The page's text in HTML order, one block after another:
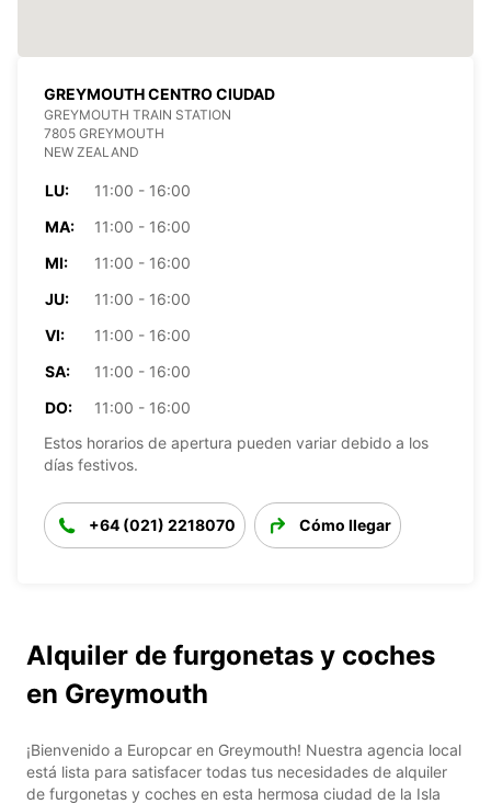
GREYMOUTH CENTRO CIUDAD
GREYMOUTH TRAIN STATION
7805 GREYMOUTH
NEW ZEALAND
LU:
11:00 - 16:00
MA:
11:00 - 16:00
MI:
11:00 - 16:00
JU:
11:00 - 16:00
VI:
11:00 - 16:00
SA:
11:00 - 16:00
DO:
11:00 - 16:00
Estos horarios de apertura pueden variar debido a los
días festivos.
+64 (021) 2218070 Cómo llegar
Alquiler de furgonetas y coches
en Greymouth
¡Bienvenido a Europcar en Greymouth! Nuestra agencia local
está lista para satisfacer todas tus necesidades de alquiler
de furgonetas y coches en esta hermosa ciudad de la Isla